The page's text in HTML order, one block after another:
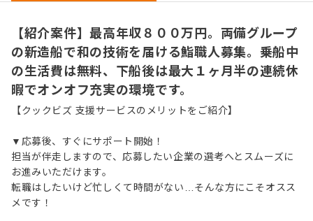
【紹介案件】最高年収８００万円。両備グループ
の新造船で和の技術を届ける鮨職人募集。乗船中
の生活費は無料、下船後は最大１ヶ月半の連続休
暇でオンオフ充実の環境です。
【クックビズ 支援サービスのメリットをご紹介】
▼応募後、すぐにサポート開始！
担当が伴走しますので、応募したい企業の選考へとスムーズに
お進みいただけます。
転職はしたいけど忙しくて時間がない…そんな方にこそオスス
メです！